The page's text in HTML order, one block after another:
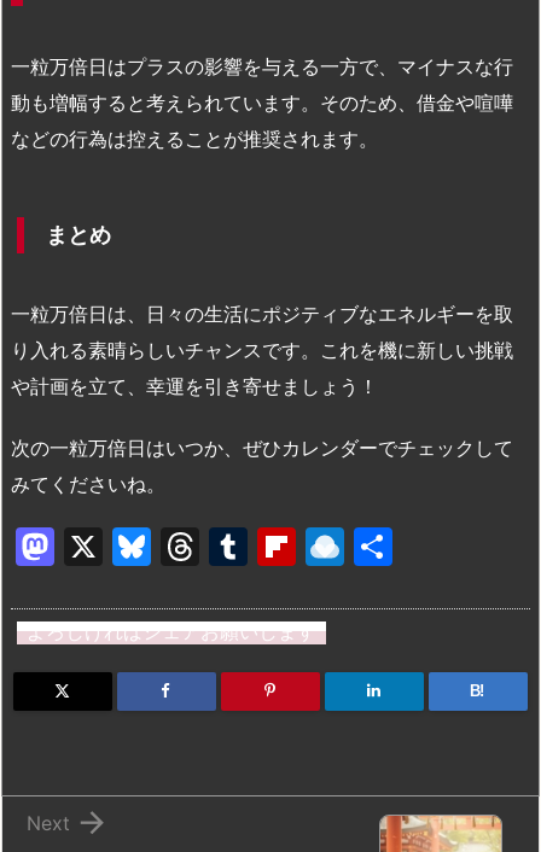
一粒万倍日はプラスの影響を与える一方で、マイナスな行
動も増幅すると考えられています。そのため、借金や喧嘩
などの行為は控えることが推奨されます。
まとめ
一粒万倍日は、日々の生活にポジティブなエネルギーを取
り入れる素晴らしいチャンスです。これを機に新しい挑戦
や計画を立て、幸運を引き寄せましょう！
次の一粒万倍日はいつか、ぜひカレンダーでチェックして
みてくださいね。
M
st
o
d
X
Bl
e
s
k
T
e
a
d
T
m
bl
r
Fl
b
o
ar
R
n
dr
o
よろしければシェアお願いします
B!

Next